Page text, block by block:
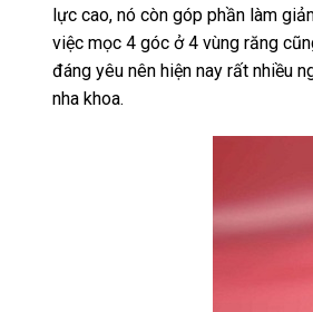
lực cao, nó còn góp phần làm
việc mọc 4 góc ở 4 vùng răng
đáng yêu nên hiện nay rất nhiều
nha khoa.